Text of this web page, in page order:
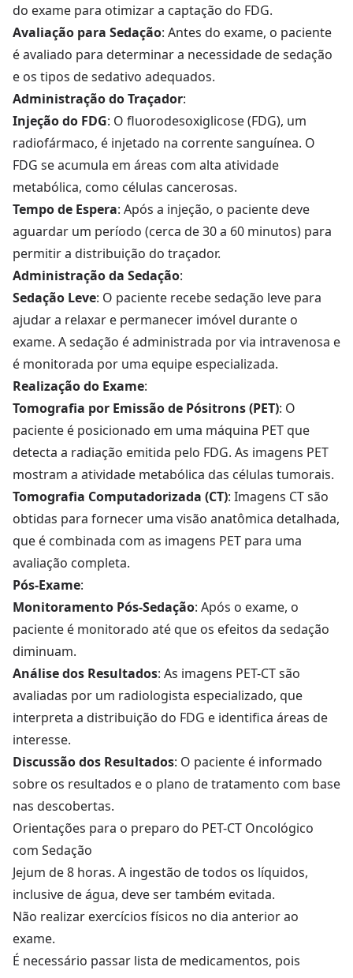
do exame para otimizar a captação do FDG.
Avaliação para Sedação: Antes do exame, o paciente
é avaliado para determinar a necessidade de sedação
e os tipos de sedativo adequados.
Administração do Traçador:
Injeção do FDG: O fluorodesoxiglicose (FDG), um
radiofármaco, é injetado na corrente sanguínea. O
FDG se acumula em áreas com alta atividade
metabólica, como células cancerosas.
Tempo de Espera: Após a injeção, o paciente deve
aguardar um período (cerca de 30 a 60 minutos) para
permitir a distribuição do traçador.
Administração da Sedação:
Sedação Leve: O paciente recebe sedação leve para
ajudar a relaxar e permanecer imóvel durante o
exame. A sedação é administrada por via intravenosa e
é monitorada por uma equipe especializada.
Realização do Exame:
Tomografia por Emissão de Pósitrons (PET): O
paciente é posicionado em uma máquina PET que
detecta a radiação emitida pelo FDG. As imagens PET
mostram a atividade metabólica das células tumorais.
Tomografia Computadorizada (CT): Imagens CT são
obtidas para fornecer uma visão anatômica detalhada,
que é combinada com as imagens PET para uma
avaliação completa.
Pós-Exame:
Monitoramento Pós-Sedação: Após o exame, o
paciente é monitorado até que os efeitos da sedação
diminuam.
Análise dos Resultados: As imagens PET-CT são
avaliadas por um radiologista especializado, que
interpreta a distribuição do FDG e identifica áreas de
interesse.
Discussão dos Resultados: O paciente é informado
sobre os resultados e o plano de tratamento com base
nas descobertas.
Orientações para o preparo do PET-CT Oncológico
com Sedação
Jejum de 8 horas. A ingestão de todos os líquidos,
inclusive de água, deve ser também evitada.
Não realizar exercícios físicos no dia anterior ao
exame.
É necessário passar lista de medicamentos, pois